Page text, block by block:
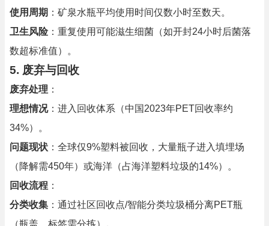
使用周期 ：矿泉水瓶平均使用时间仅数小时至数天。
卫生风险：重复使用可能滋生细菌（如开封24小时后菌落
数超标准值）。
5. 废弃与回收
废弃处理 ：
理想情况：进入回收体系（中国2023年PET回收率约
34%）。
问题现状 ：全球仅9%塑料被回收，大量瓶子进入填埋场
（降解需450年）或海洋（占海洋塑料垃圾的14%）。
回收流程 ：
分类收集 ：通过社区回收点/智能分类垃圾桶分离PET瓶
（瓶盖、标签需分拣）。